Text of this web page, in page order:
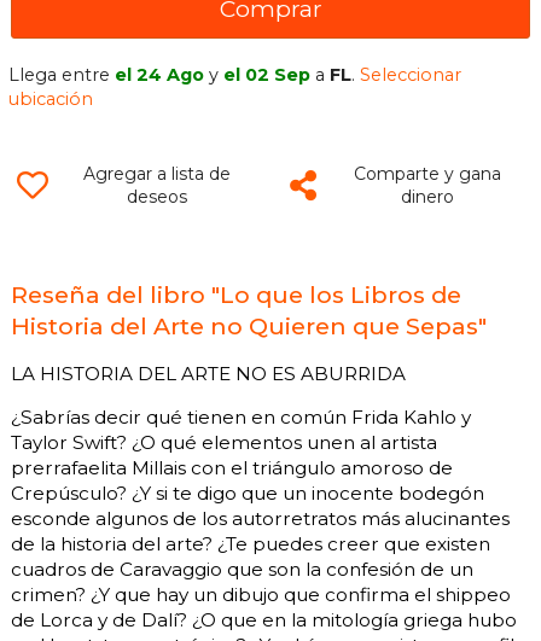
Comprar
Llega entre el 24 Ago y el 02 Sep a FL.Seleccionar
ubicación
Agregar a lista de
deseos
Comparte y gana
dinero
Reseña del libro "Lo que los Libros de
Historia del Arte no Quieren que Sepas"
LA HISTORIA DEL ARTE NO ES ABURRIDA
¿Sabrías decir qué tienen en común Frida Kahlo y
Taylor Swift? ¿O qué elementos unen al artista
prerrafaelita Millais con el triángulo amoroso de
Crepúsculo? ¿Y si te digo que un inocente bodegón
esconde algunos de los autorretratos más alucinantes
de la historia del arte? ¿Te puedes creer que existen
cuadros de Caravaggio que son la confesión de un
crimen? ¿Y que hay un dibujo que confirma el shippeo
de Lorca y de Dalí? ¿O que en la mitología griega hubo